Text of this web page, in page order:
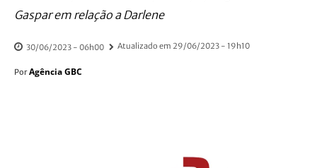
Gaspar em relação a Darlene
30/06/2023 - 06h00 Atualizado em 29/06/2023 - 19h10
Por Agência GBC